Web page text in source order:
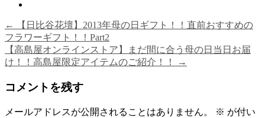
←
【日比谷花壇】2013年母の日ギフト！！直前おすすめの
フラワーギフト！！Part2
【高島屋オンラインストア】まだ間に合う母の日当日お届
け！！高島屋限定アイテムのご紹介！！
→
コメントを残す
メールアドレスが公開されることはありません。 ※ が付い